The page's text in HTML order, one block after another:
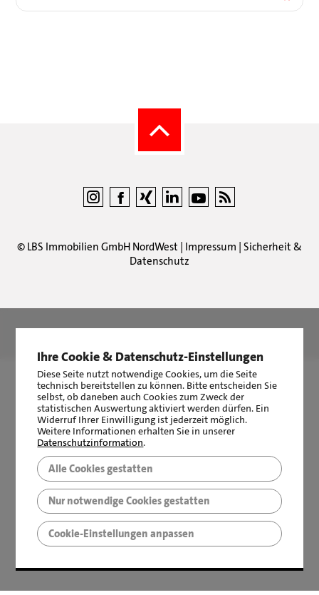
© LBS Immobilien GmbH NordWest Impressum Sicherheit &
Datenschutz
Ihre Cookie & Datenschutz-Einstellungen
Diese Seite nutzt notwendige Cookies, um die Seite
technisch bereitstellen zu können. Bitte entscheiden Sie
selbst, ob daneben auch Cookies zum Zweck der
statistischen Auswertung aktiviert werden dürfen. Ein
Widerruf Ihrer Einwilligung ist jederzeit möglich.
Weitere Informationen erhalten Sie in unserer
Datenschutzinformation.
Alle Cookies gestatten
Nur notwendige Cookies gestatten
Cookie-Einstellungen anpassen